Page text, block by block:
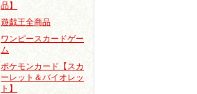
品】
遊戯王全商品
ワンピースカードゲー
ム
ポケモンカード【スカ
ーレット＆バイオレッ
ト】